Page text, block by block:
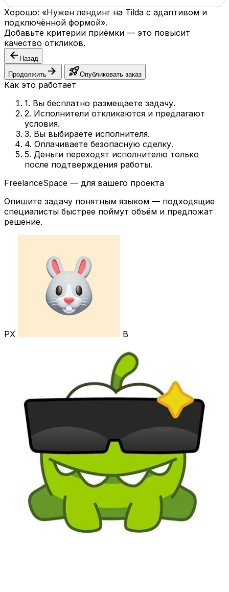
Хорошо: «Нужен лендинг на Tilda с адаптивом и
подключённой формой».
Добавьте критерии приёмки — это повысит
качество откликов.
arrow_back Назад
Продолжить arrow_forward rocket_launchОпубликовать заказ
Как это работает
1. Вы бесплатно размещаете задачу.
2. Исполнители откликаются и предлагают
условия.
3. Вы выбираете исполнителя.
4. Оплачиваете безопасную сделку.
5. Деньги переходят исполнителю только
после подтверждения работы.
FreelanceSpace — для вашего проекта
Опишите задачу понятным языком — подходящие
специалисты быстрее поймут объём и предложат
решение.
РХ В